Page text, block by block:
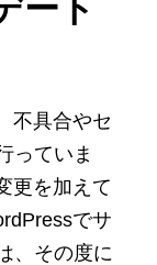
ート
不具合やセ
っていま
更を加えて
でサ
、その度に